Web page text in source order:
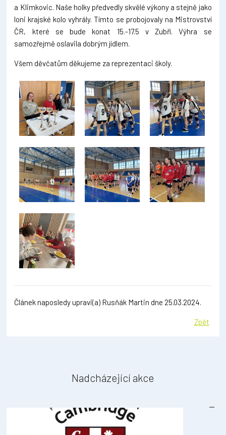
a Klimkovic. Naše holky předvedly skvělé výkony a stejně jako
loni krajské kolo vyhrály. Tímto se probojovaly na Mistrovství
ČR, které se bude konat 15.-17.5 v Zubří. Výhra se
samozřejmě oslavila dobrým jídlem.
Všem děvčatům děkujeme za reprezentaci školy.
Článek naposledy upravi(a) Rusňák Martin dne 25.03.2024.
Zpět
Nadcházející akce